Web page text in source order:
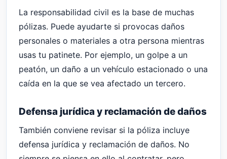
La responsabilidad civil es la base de muchas
pólizas. Puede ayudarte si provocas daños
personales o materiales a otra persona mientras
usas tu patinete. Por ejemplo, un golpe a un
peatón, un daño a un vehículo estacionado o una
caída en la que se vea afectado un tercero.
Defensa jurídica y reclamación de daños
También conviene revisar si la póliza incluye
defensa jurídica y reclamación de daños. No